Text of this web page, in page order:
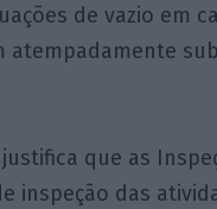
de vazio em
atempadamente
que as
inspeção das